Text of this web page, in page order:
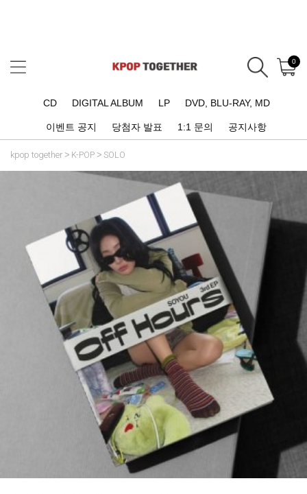
0
CD DIGITAL ALBUM LP DVD, BLU-RAY, MD
이벤트 공지 당첨자 발표 1:1 문의 공지사항
kpop together K-POP SOLO